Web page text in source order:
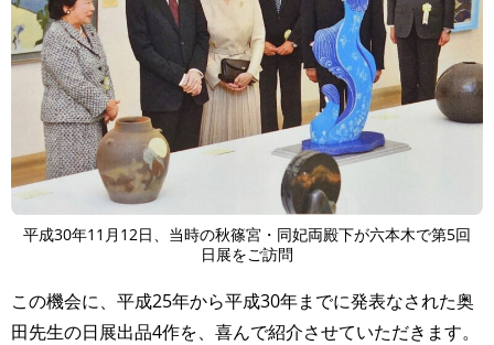
平成30年11月12日、当時の秋篠宮・同妃両殿下が六本木で第5回
日展をご訪問
この機会に、平成25年から平成30年までに発表なされた奥
田先生の日展出品4作を、喜んで紹介させていただきます。